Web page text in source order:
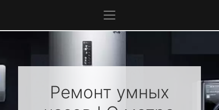
Ремонт умных